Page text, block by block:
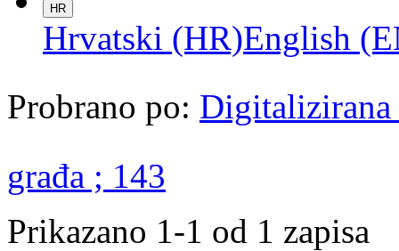
HR
Hrvatski (HR)English
Probrano po: Digitalizirana
građa ; 143
Prikazano 1-1 od 1 zapisa